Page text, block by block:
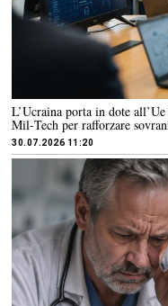
L’Ucraina porta in dote
Mil‑Tech per rafforzare
30.07.2026 11:20